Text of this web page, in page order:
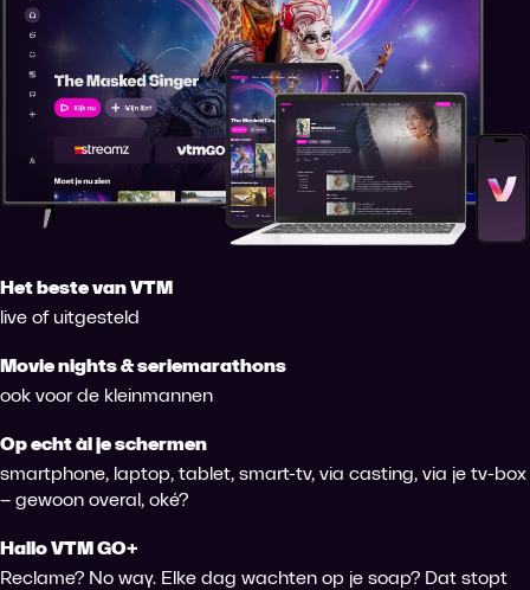
Het beste van VTM
live of uitgesteld
Movie nights & seriemarathons
ook voor de kleinmannen
Op echt àl je schermen
smartphone, laptop, tablet, smart-tv, via casting, via je tv-box
– gewoon overal, oké?
Hallo VTM GO+
Reclame? No way. Elke dag wachten op je soap? Dat stopt